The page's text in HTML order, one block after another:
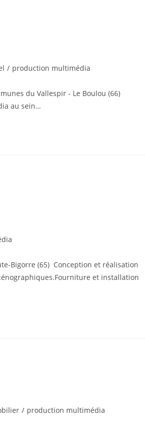
/ production multimédia
du Vallespir - Le Boulou (66)
au sein…
Bigorre (65) Conception et réalisation
et installation
/ production multimédia